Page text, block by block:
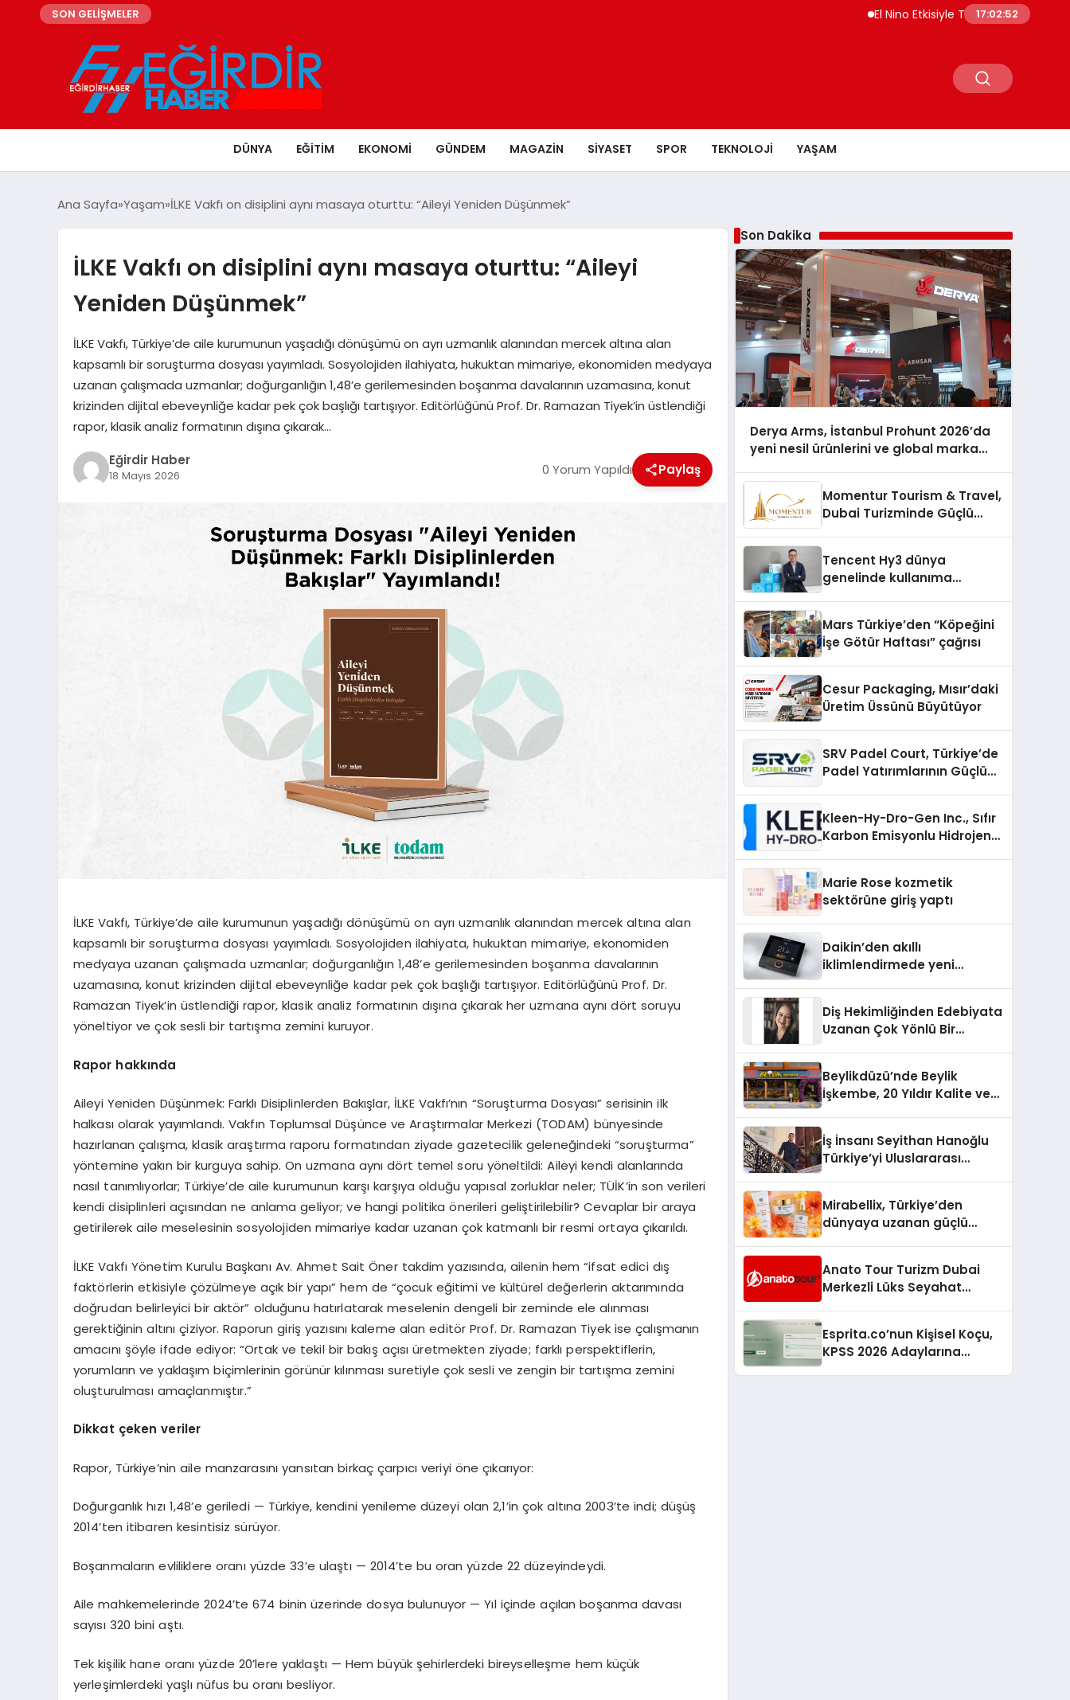
SON GELİŞMELER El Nino Etkisiyle Tarım Emtialarında
17:02:53
DÜNYA EĞITIM EKONOMI GÜNDEM MAGAZIN SIYASET SPOR TEKNOLOJI YAŞAM
Ana Sayfa Yaşam İLKE Vakfı on disiplini aynı masaya oturttu: “Aileyi Yeniden Düşünmek”
İLKE Vakfı on disiplini aynı masaya oturttu: “Aileyi
Yeniden Düşünmek”
İLKE Vakfı, Türkiye’de aile kurumunun yaşadığı dönüşümü on ayrı uzmanlık alanından mercek altına alan
kapsamlı bir soruşturma dosyası yayımladı. Sosyolojiden ilahiyata, hukuktan mimariye, ekonomiden medyaya
uzanan çalışmada uzmanlar; doğurganlığın 1,48’e gerilemesinden boşanma davalarının uzamasına, konut
krizinden dijital ebeveynliğe kadar pek çok başlığı tartışıyor. Editörlüğünü Prof. Dr. Ramazan Tiyek’in üstlendiği
rapor, klasik analiz formatının dışına çıkarak…
Eğirdir Haber
18 Mayıs 2026 0 Yorum Yapıldı Paylaş
İLKE Vakfı, Türkiye’de aile kurumunun yaşadığı dönüşümü on ayrı uzmanlık alanından mercek altına alan
kapsamlı bir soruşturma dosyası yayımladı. Sosyolojiden ilahiyata, hukuktan mimariye, ekonomiden
medyaya uzanan çalışmada uzmanlar; doğurganlığın 1,48’e gerilemesinden boşanma davalarının
uzamasına, konut krizinden dijital ebeveynliğe kadar pek çok başlığı tartışıyor. Editörlüğünü Prof. Dr.
Ramazan Tiyek’in üstlendiği rapor, klasik analiz formatının dışına çıkarak her uzmana aynı dört soruyu
yöneltiyor ve çok sesli bir tartışma zemini kuruyor.
Rapor hakkında
Aileyi Yeniden Düşünmek: Farklı Disiplinlerden Bakışlar, İLKE Vakfı’nın “Soruşturma Dosyası” serisinin ilk
halkası olarak yayımlandı. Vakfın Toplumsal Düşünce ve Araştırmalar Merkezi (TODAM) bünyesinde
hazırlanan çalışma, klasik araştırma raporu formatından ziyade gazetecilik geleneğindeki “soruşturma”
yöntemine yakın bir kurguya sahip. On uzmana aynı dört temel soru yöneltildi: Aileyi kendi alanlarında
nasıl tanımlıyorlar; Türkiye’de aile kurumunun karşı karşıya olduğu yapısal zorluklar neler; TÜİK’in son verileri
kendi disiplinleri açısından ne anlama geliyor; ve hangi politika önerileri geliştirilebilir? Cevaplar bir araya
getirilerek aile meselesinin sosyolojiden mimariye kadar uzanan çok katmanlı bir resmi ortaya çıkarıldı.
İLKE Vakfı Yönetim Kurulu Başkanı Av. Ahmet Sait Öner takdim yazısında, ailenin hem “ifsat edici dış
faktörlerin etkisiyle çözülmeye açık bir yapı” hem de “çocuk eğitimi ve kültürel değerlerin aktarımında
doğrudan belirleyici bir aktör” olduğunu hatırlatarak meselenin dengeli bir zeminde ele alınması
gerektiğinin altını çiziyor. Raporun giriş yazısını kaleme alan editör Prof. Dr. Ramazan Tiyek ise çalışmanın
amacını şöyle ifade ediyor: “Ortak ve tekil bir bakış açısı üretmekten ziyade; farklı perspektiflerin,
yorumların ve yaklaşım biçimlerinin görünür kılınması suretiyle çok sesli ve zengin bir tartışma zemini
oluşturulması amaçlanmıştır.”
Dikkat çeken veriler
Rapor, Türkiye’nin aile manzarasını yansıtan birkaç çarpıcı veriyi öne çıkarıyor:
Doğurganlık hızı 1,48’e geriledi — Türkiye, kendini yenileme düzeyi olan 2,1’in çok altına 2003’te indi; düşüş
2014’ten itibaren kesintisiz sürüyor.
Boşanmaların evliliklere oranı yüzde 33’e ulaştı — 2014’te bu oran yüzde 22 düzeyindeydi.
Aile mahkemelerinde 2024’te 674 binin üzerinde dosya bulunuyor — Yıl içinde açılan boşanma davası
sayısı 320 bini aştı.
Tek kişilik hane oranı yüzde 20’lere yaklaştı — Hem büyük şehirlerdeki bireyselleşme hem küçük
yerleşimlerdeki yaşlı nüfus bu oranı besliyor.
Son Dakika
Derya Arms, İstanbul Prohunt 2026’da
yeni nesil ürünlerini ve global marka
Momentur Tourism & Travel,
Dubai Turizminde Güçlü
Tencent Hy3 dünya
genelinde kullanıma
Mars Türkiye’den “Köpeğini
İşe Götür Haftası” çağrısı
Cesur Packaging, Mısır’daki
Üretim Üssünü Büyütüyor
SRV Padel Court, Türkiye’de
Padel Yatırımlarının Güçlü
Kleen-Hy-Dro-Gen Inc., Sıfır
Karbon Emisyonlu Hidrojen
Aldı
Marie Rose kozmetik
sektörüne giriş yaptı
Daikin’den akıllı
iklimlendirmede yeni
Diş Hekimliğinden Edebiyata
Uzanan Çok Yönlü Bir
Beylikdüzü’nde Beylik
İşkembe, 20 Yıldır Kalite ve
İş İnsanı Seyithan Hanoğlu
Türkiye’yi Uluslararası
Mirabellix, Türkiye’den
dünyaya uzanan güçlü
Anato Tour Turizm Dubai
Merkezli Lüks Seyahat
Esprita.co’nun Kişisel Koçu,
KPSS 2026 Adaylarına